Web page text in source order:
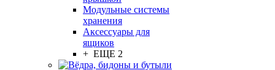
Модульные системы
хранения
Аксессуары для
ящиков
+ ЕЩЕ 2